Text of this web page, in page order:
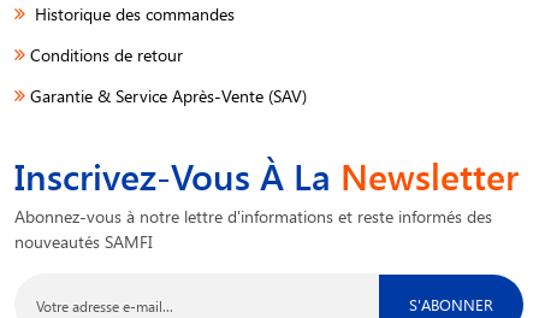
Historique des commandes
Conditions de retour
Garantie & Service Après-Vente (SAV)
Inscrivez-Vous À La Newsletter
Abonnez-vous à notre lettre d'informations et reste informés des
nouveautés SAMFI
S'ABONNER